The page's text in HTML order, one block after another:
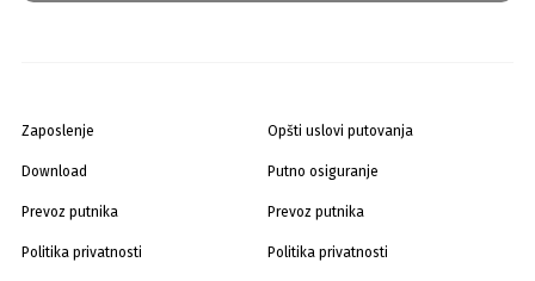
Zaposlenje
Download
Prevoz putnika
Politika privatnosti
Opšti uslovi putovanja
Putno osiguranje
Prevoz putnika
Politika privatnosti